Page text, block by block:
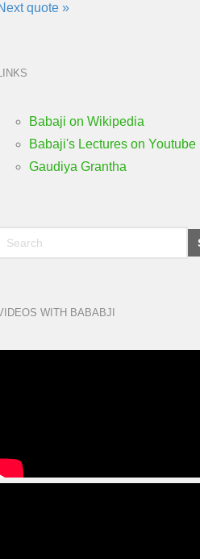
quote »
Babaji on Wikipedia
Babaji's Lectures on Youtube
Gaudiya Grantha
WITH BABABJI